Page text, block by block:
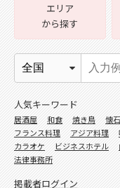
エリア
から探す
人気キーワード
居酒屋 和食 焼き鳥 懐
フランス料理
アジア料理
カラオケ
ビジネスホテル
法律事務所
掲載者ログイン